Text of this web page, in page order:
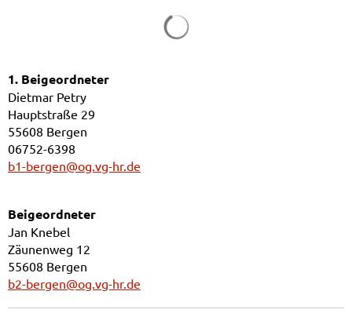
1. Beigeordneter
Dietmar Petry
Hauptstraße 29
55608 Bergen
06752-6398
b1-bergen@og.vg-hr.de
Beigeordneter
Jan Knebel
Zäunenweg 12
55608 Bergen
b2-bergen@og.vg-hr.de